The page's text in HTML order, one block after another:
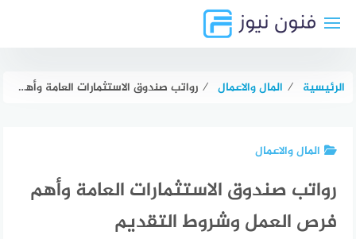
الرئيسية ⁄ المال والاعمال ⁄ رواتب صندوق الاستثمارات العامة وأهم فرص العمل وشروط التقديم
المال والاعمال
رواتب صندوق الاستثمارات العامة وأهم
فرص العمل وشروط التقديم